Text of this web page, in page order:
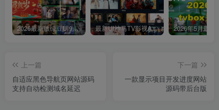
2026最新版绿豆UI9双端影视APP源码 最新UI神马TV影视APP源码 乐檬影视苹果CMS后台 包含前后端源码
上一篇
自适应黑色导航页网站源码
支持自动检测域名延迟
下一篇
一款显示项目开发进度网站
源码带后台版